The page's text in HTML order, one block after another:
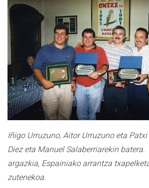
Iñigo Urruzuno, Aitor Urruzuno eta
Diez eta Manuel Salaberriarekin batera.
argazkia, Espainiako arrantza
zutenekoa.